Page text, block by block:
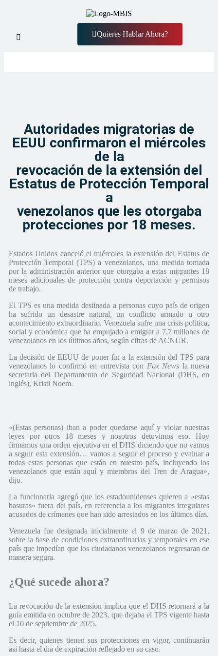
Quieres Hablar Ahora?
Autoridades migratorias de
EEUU confirmaron el miércoles
de la
revocación de la extensión del
Estatus de Protección Temporal
a
venezolanos que les otorgaba
protecciones por 18 meses.
Estados Unidos canceló el miércoles la extensión del Estatus de
Protección Temporal (TPS) a venezolanos, una medida tomada
por la administración anterior que otorgaba a estas migrantes 18
meses adicionales de protección contra deportación y permisos
de trabajo.
El TPS es una medida destinada a personas cuyo país de origen
ha sufrido un desastre natural, un conflicto armado u otro
acontecimiento extraordinario. Venezuela sufre una crisis política,
social y económica que ha empujado a emigrar a 7,7 millones de
venezolanos en los últimos años, según cifras de ACNUR.
La decisión de EEUU de poner fin a la extensión del TPS para
venezolanos lo confirmó en entrevista con Fox News la nueva
secretaria del Departamento de Seguridad Nacional (DHS, en
inglés), Kristi Noem.
«(Estas personas) iban a poder quedarse aquí y violar nuestras
leyes por otros 18 meses y nosotros detuvimos eso. Hoy
firmamos una orden ejecutiva en el DHS diciendo que no vamos
a seguir esta extensión… vamos a seguir el proceso y evaluar a
todas estas personas que están en nuestro país, incluyendo los
venezolanos que están aquí y miembros del Tren de Aragua»,
dijo.
La funcionaria agregó que los estadounidenses quieren a «estas
basuras» fuera del país, en referencia a los migrantes irregulares
acusados de crímenes que han sido arrestados en los últimos días.
Venezuela fue designada inicialmente el 9 de marzo de 2021,
sobre la base de condiciones extraordinarias y temporales en ese
país que impedían que los ciudadanos venezolanos regresaran de
manera segura.
¿Qué sucede ahora?
La revocación de la extensión implica que el DHS retornará a la
guía emitida en octubre de 2023, que dejaba el TPS vigente hasta
el 10 de septiembre de 2025.
Es decir, quienes tienen sus protecciones en vigor, continuarán
así hasta el día de expiración reflejado en su caso.